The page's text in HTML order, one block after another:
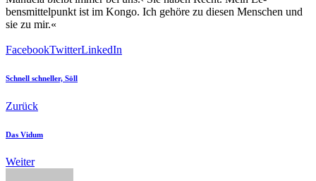
bensmittelpunkt ist im Kongo. Ich gehöre zu diesen Menschen und
sie zu mir.«
FacebookTwitterLinkedIn
Schnell schneller, Söll
Zurück
Das Vidum
Weiter